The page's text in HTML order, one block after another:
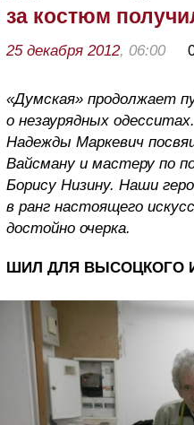
за костюм
25 декабря 2012, 06:00
«Думская» продолжает
о незаурядных
Надежды Маркевич
Вайсману и мастеру по
Борису Низину. Наши
в ранг настоящего
достойно очерка.
ШИЛ ДЛЯ ВЫСОЦКОГО